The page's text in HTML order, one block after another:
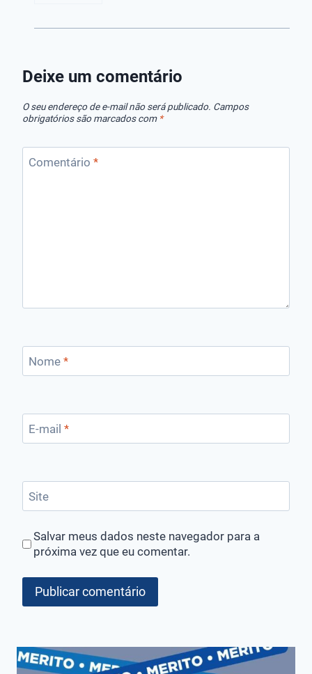
Deixe um comentário
O seu endereço de e-mail não será publicado. Campos
obrigatórios são marcados com *
Comentário *
Nome *
E-mail *
Site
Salvar meus dados neste navegador para a
próxima vez que eu comentar.